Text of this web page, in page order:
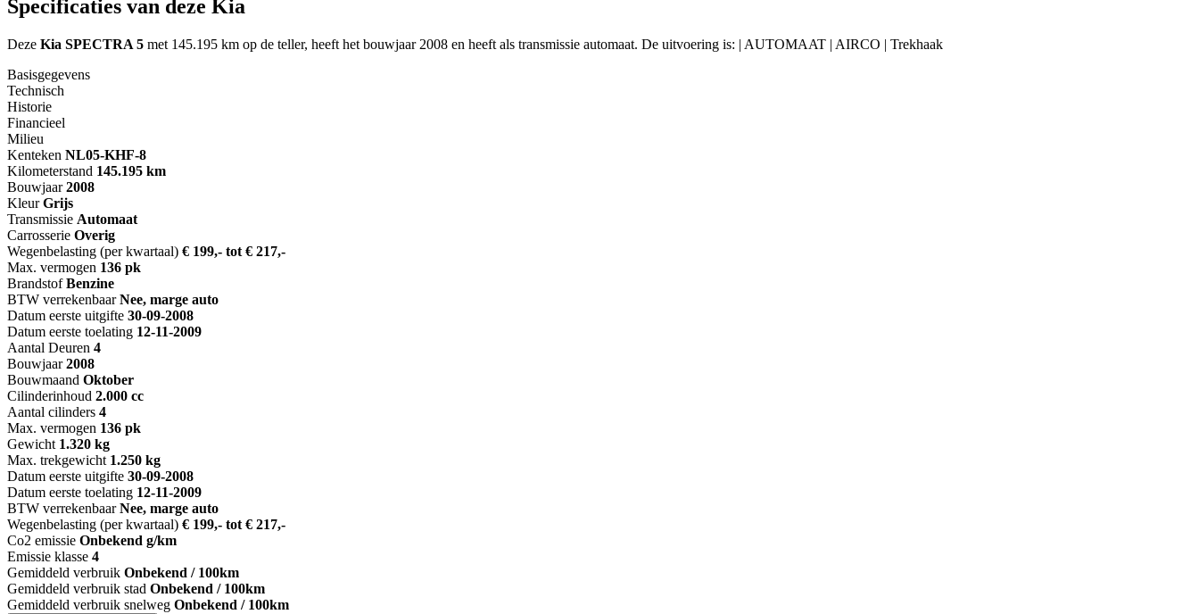
Specificaties van deze Kia
Deze Kia SPECTRA 5 met 145.195 km op de teller, heeft het bouwjaar 2008 en heeft als transmissie automaat. De uitvoering is: | AUTOMAAT | AIRCO | Trekhaak
Basisgegevens
Technisch
Historie
Financieel
Milieu
Kenteken NL05-KHF-8
Kilometerstand 145.195 km
Bouwjaar 2008
Kleur Grijs
Transmissie Automaat
Carrosserie Overig
Wegenbelasting (per kwartaal) € 199,- tot € 217,-
Max. vermogen 136 pk
Brandstof Benzine
BTW verrekenbaar Nee, marge auto
Datum eerste uitgifte 30-09-2008
Datum eerste toelating 12-11-2009
Aantal Deuren 4
Bouwjaar 2008
Bouwmaand Oktober
Cilinderinhoud 2.000 cc
Aantal cilinders 4
Max. vermogen 136 pk
Gewicht 1.320 kg
Max. trekgewicht 1.250 kg
Datum eerste uitgifte 30-09-2008
Datum eerste toelating 12-11-2009
BTW verrekenbaar Nee, marge auto
Wegenbelasting (per kwartaal) € 199,- tot € 217,-
Co2 emissie Onbekend g/km
Emissie klasse 4
Gemiddeld verbruik Onbekend / 100km
Gemiddeld verbruik stad Onbekend / 100km
Gemiddeld verbruik snelweg Onbekend / 100km